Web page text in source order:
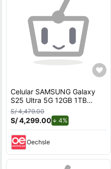
Celular SAMSUNG Galaxy
S25 Ultra 5G 12GB 1TB
White Silver
S/ 4,479.00
S/ 4,299.00 4%
Oechsle